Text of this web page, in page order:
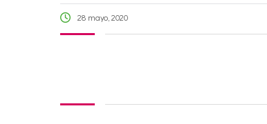
28 mayo, 2020